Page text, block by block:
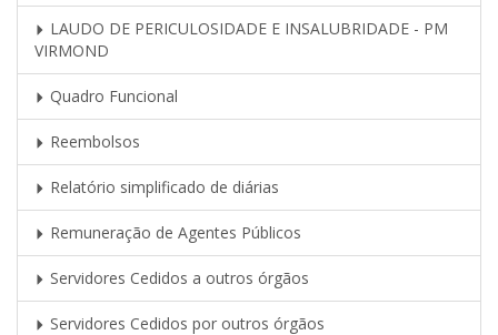
LAUDO DE PERICULOSIDADE E INSALUBRIDADE - PM
VIRMOND
Quadro Funcional
Reembolsos
Relatório simplificado de diárias
Remuneração de Agentes Públicos
Servidores Cedidos a outros órgãos
Servidores Cedidos por outros órgãos